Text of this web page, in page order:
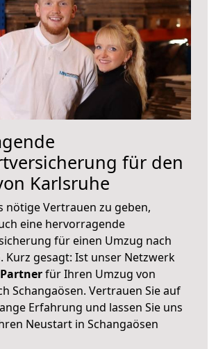
für den
Karlsruhe
nötige Vertrauen zu geben,
eine hervorragende
für einen Umzug nach
Kurz gesagt: Ist unser Netzwerk
für Ihren Umzug von
Schangaösen. Vertrauen Sie auf
Erfahrung und lassen Sie uns
Neustart in Schangaösen